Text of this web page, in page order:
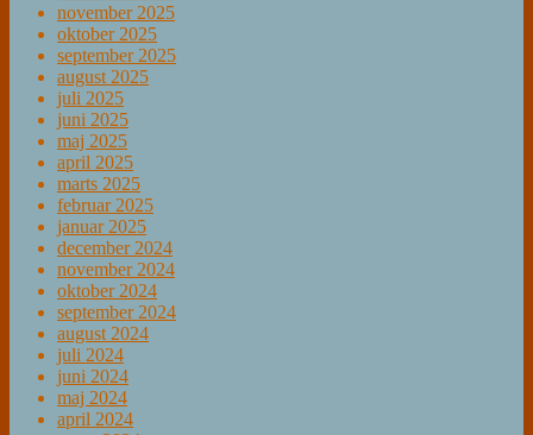
november 2025
oktober 2025
september 2025
august 2025
juli 2025
juni 2025
maj 2025
april 2025
marts 2025
februar 2025
januar 2025
december 2024
november 2024
oktober 2024
september 2024
august 2024
juli 2024
juni 2024
maj 2024
april 2024